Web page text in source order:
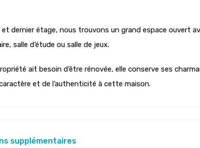
et dernier étage, nous trouvons un grand espace ouvert
salle d’étude ou salle de jeux.
ait besoin d’être rénovée, elle conserve ses
et de l’authenticité à cette maison.
supplémentaires